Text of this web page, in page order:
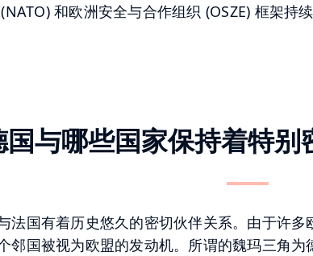
和欧洲安全与合作组织 (OSZE) 框架持
国与哪些国家保持着特别
法国有着历史悠久的密切伙伴关系。由于许多
邻国被视为欧盟的发动机。所谓的魏玛三角